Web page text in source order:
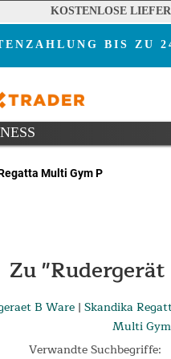
KOSTENLOSE
BIS ZU
Multi Gym P
Zu
B Ware| Skandika
Multi
Verwandte Suchbegriffe: